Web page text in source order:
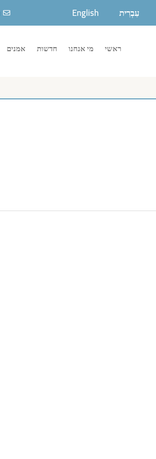
עִבְרִית English
ראשי מי אנחנו חדשות אמנים